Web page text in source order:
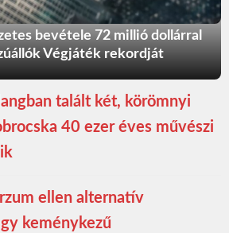
bevétele 72 millió dollárral
Végjáték rekordját
talált két, körömnyi
40 ezer éves művészi
ellen alternatív
keménykezű